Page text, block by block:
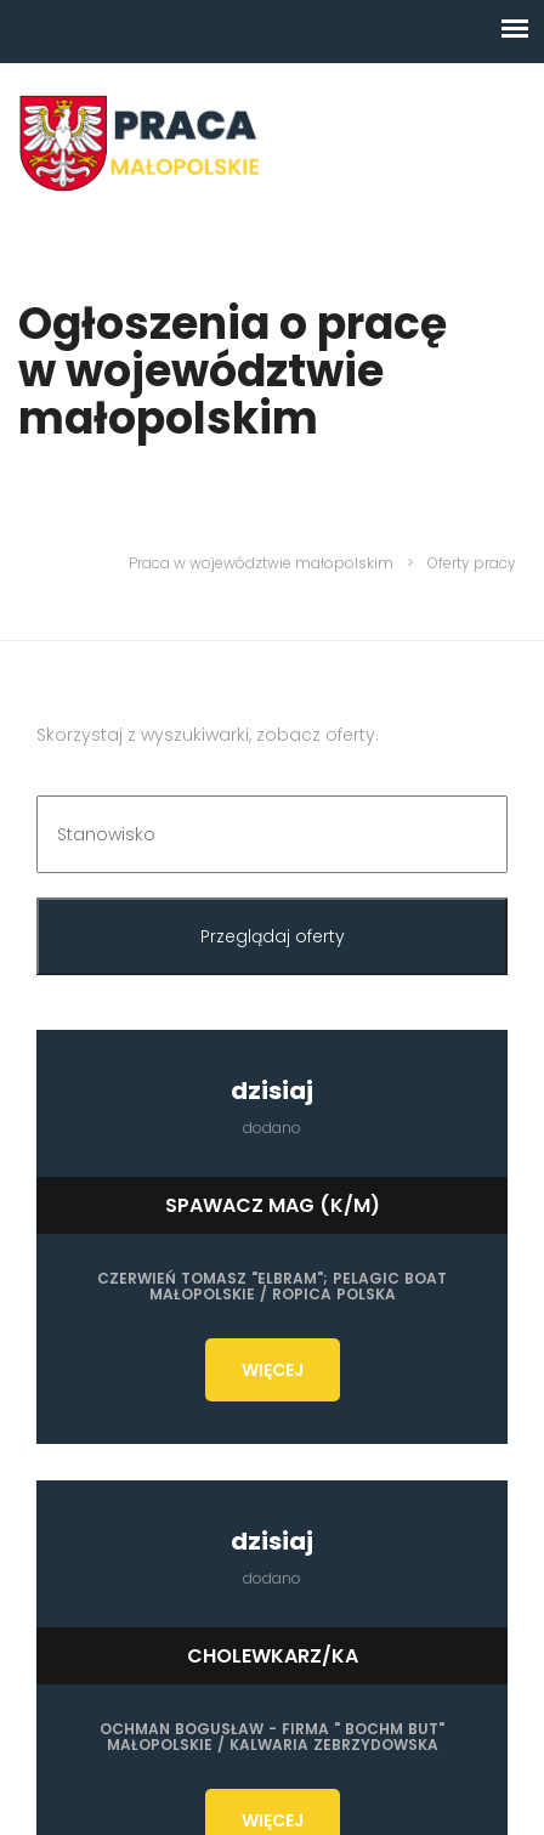
Ogłoszenia o pracę
w województwie
małopolskim
Praca w województwie małopolskim > Oferty pracy
Skorzystaj z wyszukiwarki, zobacz oferty.
dzisiaj
dodano
SPAWACZ MAG (K/M)
CZERWIEŃ TOMASZ "ELBRAM"; PELAGIC BOAT
MAŁOPOLSKIE / ROPICA POLSKA
WIĘCEJ
dzisiaj
dodano
CHOLEWKARZ/KA
OCHMAN BOGUSŁAW - FIRMA " BOCHM BUT"
MAŁOPOLSKIE / KALWARIA ZEBRZYDOWSKA
WIĘCEJ